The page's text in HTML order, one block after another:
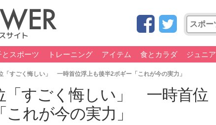
とスポーツ トレーニング アイテム 食とカラダ ジュニア
「すごく悔しい」 一時首位浮上も後半2ボギー「これが今の実力」
「すごく悔しい」 一時首位
れが今の実力」